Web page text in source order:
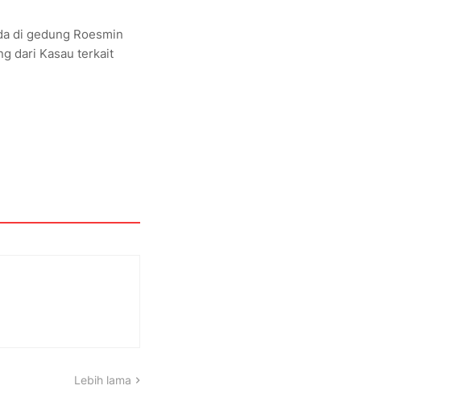
di gedung Roesmin
dari Kasau terkait
Lebih lama